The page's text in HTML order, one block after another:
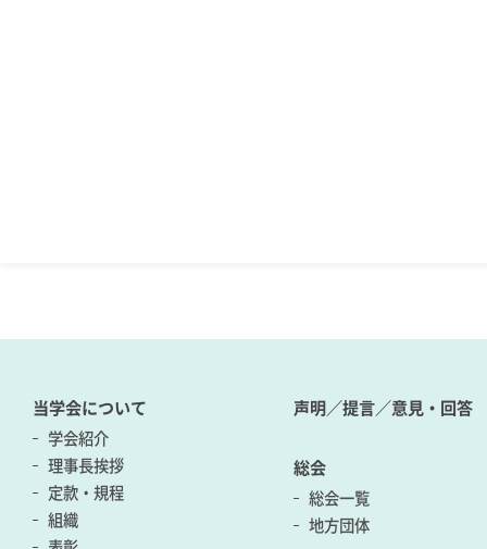
当学会について
学会紹介
理事長挨拶
定款・規程
組織
声明／提言／意見・回答
総会
総会一覧
地方団体